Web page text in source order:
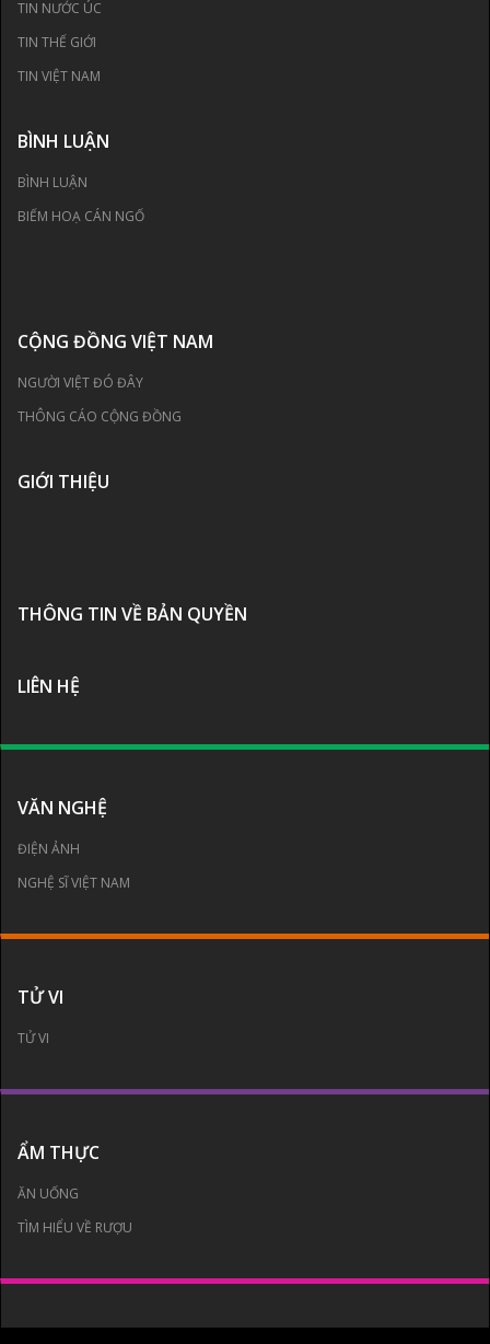
TIN NƯỚC ÚC
TIN THẾ GIỚI
TIN VIỆT NAM
BÌNH LUẬN
BÌNH LUẬN
BIẾM HOẠ CÁN NGỐ
CỘNG ĐỒNG VIỆT NAM
NGƯỜI VIỆT ĐÓ ĐÂY
THÔNG CÁO CỘNG ĐỒNG
GIỚI THIỆU
THÔNG TIN VỀ BẢN QUYỀN
LIÊN HỆ
VĂN NGHỆ
ĐIỆN ẢNH
NGHỆ SĨ VIỆT NAM
TỬ VI
TỬ VI
ẨM THỰC
ĂN UỐNG
TÌM HIỂU VỀ RƯỢU